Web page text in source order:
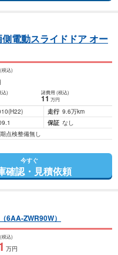
電動スライドドア オー
(税込)
込) 諸費用 (税込)
11 万円
(H22) 走行 9.6万km
保証 なし
点検整備無し
今すぐ
確認・見積依頼
（6AA-ZWR90W）
(税込)
万円